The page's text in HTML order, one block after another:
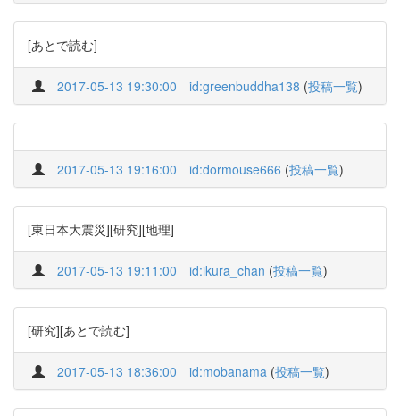
[あとで読む]
2017-05-13 19:30:00 id:greenbuddha138 (投稿一覧)
2017-05-13 19:16:00 id:dormouse666 (投稿一覧)
[東日本大震災][研究][地理]
2017-05-13 19:11:00 id:ikura_chan (投稿一覧)
[研究][あとで読む]
2017-05-13 18:36:00 id:mobanama (投稿一覧)